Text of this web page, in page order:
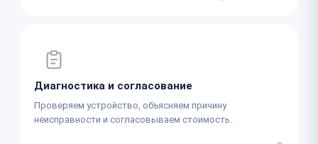
Диагностика и согласование
Проверяем устройство, объясняем причину
неисправности и согласовываем стоимость.